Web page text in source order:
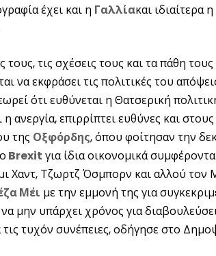
έχει και η Γαλλίακαι ιδιαίτερα η
τις σχέσεις τους και τα πάθη τους
να εκφράσει τις πολιτικές του
ότι ευθύνεται η Θατσερική
ανεργία, επιρρίπτει ευθύνες και
της Οξφόρδης, όπου φοίτησαν την
Brexit για ίδια οικονομικά
Χαντ, Τζωρτζ Όσμπορν και αλλού τον
Μέι με την εμμονή της για
μην υπάρχει χρόνος για
τυχόν συνέπειες, οδήγησε στο